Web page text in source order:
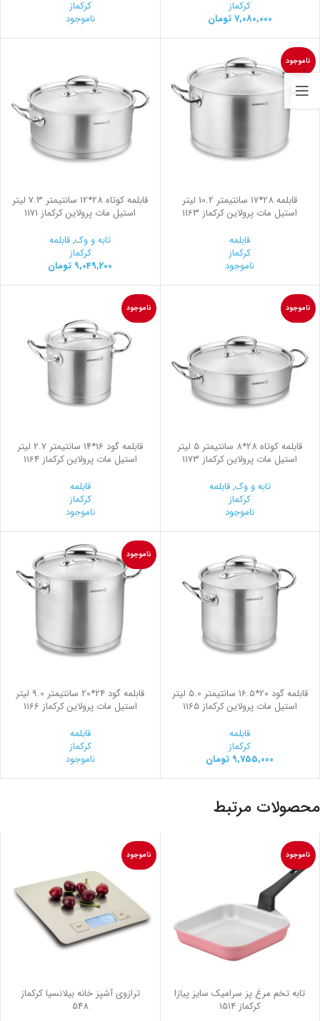
کرکماز
7,080,000 تومان
کرکماز
ناموجود
ناموجود
قابلمه 28*17 سانتیمتر 10.2 لیتر
استیل مات پرولاین کرکماز 1163
قابلمه
کرکماز
ناموجود
قابلمه کوتاه 28*12 سانتیمتر 7.3 لیتر
استیل مات پرولاین کرکماز 1171
تابه و وک,قابلمه
کرکماز
9,049,200 تومان
ناموجود
قابلمه کوتاه 28*8 سانتیمتر 5 لیتر
استیل مات پرولاین کرکماز 1173
تابه و وک,قابلمه
کرکماز
ناموجود
ناموجود
قابلمه گود 16*14 سانتیمتر 2.7 لیتر
استیل مات پرولاین کرکماز 1164
قابلمه
کرکماز
ناموجود
قابلمه گود 20*16.5 سانتیمتر 5.0 لیتر
استیل مات پرولاین کرکماز 1165
قابلمه
کرکماز
9,755,000 تومان
ناموجود
قابلمه گود 24*20 سانتیمتر 9.0 لیتر
استیل مات پرولاین کرکماز 1166
قابلمه
کرکماز
ناموجود
محصولات مرتبط
ناموجود
تابه تخم مرغ پز سرامیک سایز پیازا
کرکماز 1514
ناموجود
ترازوی آشپز خانه بیلانسیا کرکماز
548